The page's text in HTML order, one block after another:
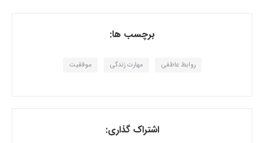
برچسب ها:
روابط عاطفی مهارت زندگی موفقیت
اشتراک گذاری: